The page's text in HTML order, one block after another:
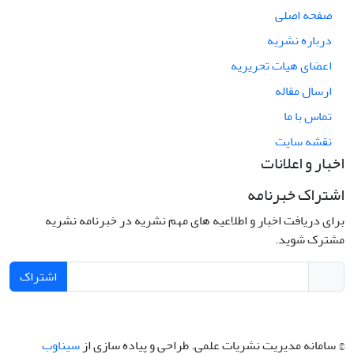
صفحه اصلی
درباره نشریه
اعضای هیات تحریریه
ارسال مقاله
تماس با ما
نقشه سایت
اخبار و اعلانات
اشتراک خبرنامه
برای دریافت اخبار و اطلاعیه های مهم نشریه در خبرنامه نشریه
مشترک شوید.
اشتراک
© سامانه مدیریت نشریات علمی.طراحی و پیاده سازی ازسیناوب